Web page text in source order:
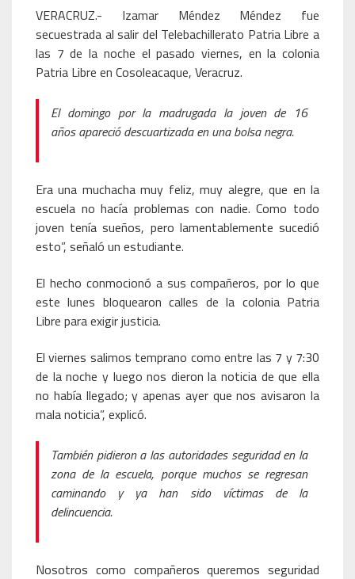
VERACRUZ.- Izamar Méndez Méndez fue
secuestrada al salir del Telebachillerato Patria Libre a
las 7 de la noche el pasado viernes, en la colonia
Patria Libre en Cosoleacaque, Veracruz.
El domingo por la madrugada la joven de 16
años apareció descuartizada en una bolsa negra.
Era una muchacha muy feliz, muy alegre, que en la
escuela no hacía problemas con nadie. Como todo
joven tenía sueños, pero lamentablemente sucedió
esto”, señaló un estudiante.
El hecho conmocionó a sus compañeros, por lo que
este lunes bloquearon calles de la colonia Patria
Libre para exigir justicia.
El viernes salimos temprano como entre las 7 y 7:30
de la noche y luego nos dieron la noticia de que ella
no había llegado; y apenas ayer que nos avisaron la
mala noticia”, explicó.
También pidieron a las autoridades seguridad en la
zona de la escuela, porque muchos se regresan
caminando y ya han sido víctimas de la
delincuencia.
Nosotros como compañeros queremos seguridad